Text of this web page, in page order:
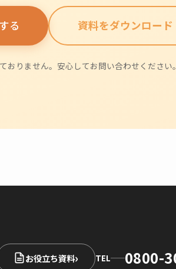
る 資料をダウンロード
おりません。安心してお問い合わせください
お役立ち資料› TEL 0800-